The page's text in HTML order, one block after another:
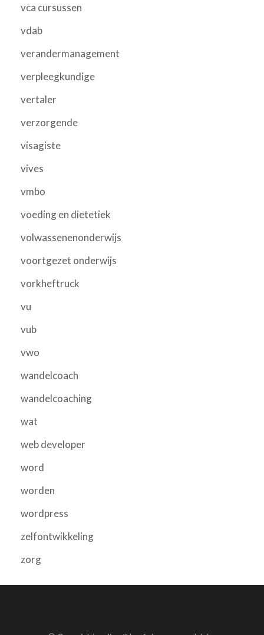
vca cursussen
vdab
verandermanagement
verpleegkundige
vertaler
verzorgende
visagiste
vives
vmbo
voeding en dietetiek
volwassenenonderwijs
voortgezet onderwijs
vorkheftruck
vu
vub
vwo
wandelcoach
wandelcoaching
wat
web developer
word
worden
wordpress
zelfontwikkeling
zorg